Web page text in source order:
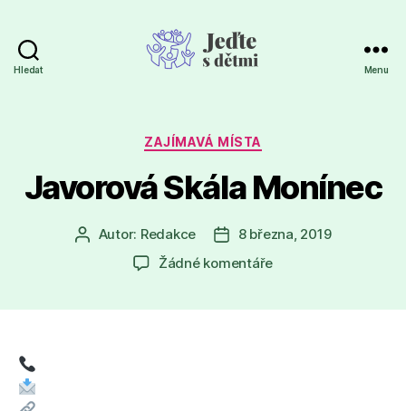
Hledat Menu
Rubriky
ZAJÍMAVÁ MÍSTA
Javorová Skála Monínec
Autor
příspěvku
Autor: Redakce
Datum
příspěvku
8 března, 2019
Žádné komentářeu